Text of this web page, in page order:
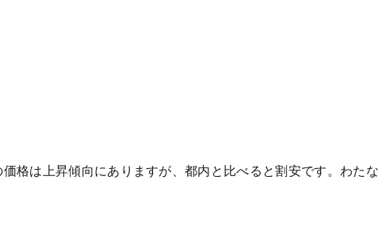
格は上昇傾向にありますが、都内と比べると割安です。わたな